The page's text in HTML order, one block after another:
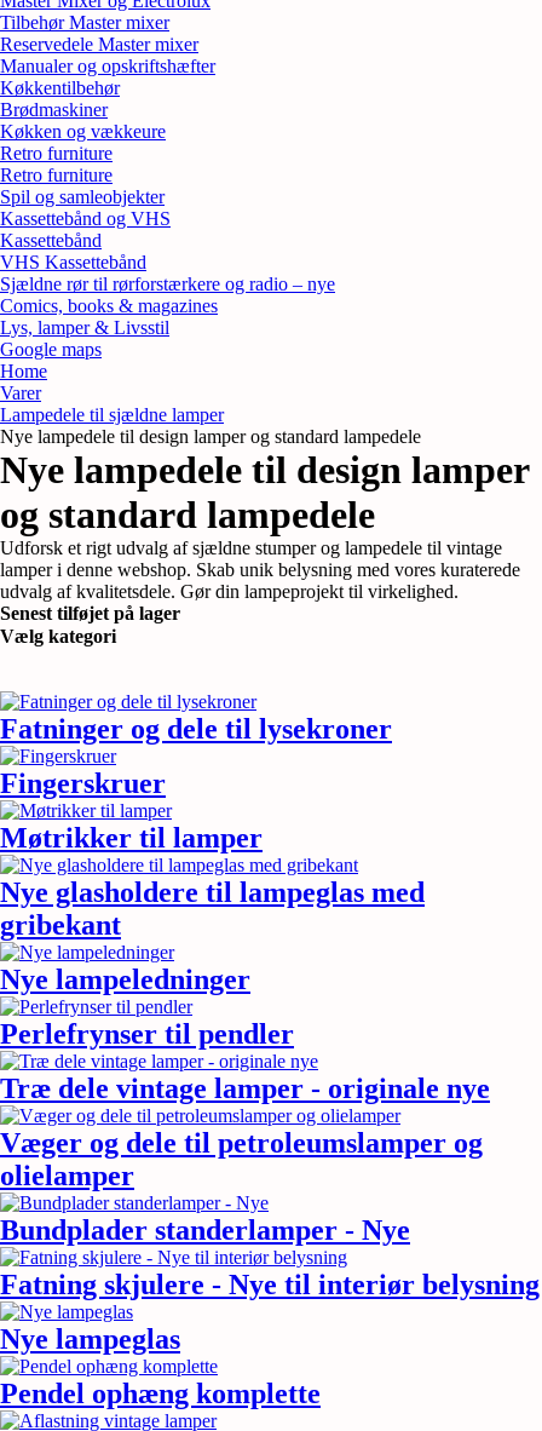
Tilbehør Master mixer
Reservedele Master mixer
Manualer og opskriftshæfter
Køkkentilbehør
Brødmaskiner
Køkken og vækkeure
Retro furniture
Retro furniture
Spil og samleobjekter
Kassettebånd og VHS
Kassettebånd
VHS Kassettebånd
Sjældne rør til rørforstærkere og radio – nye
Comics, books & magazines
Lys, lamper & Livsstil
Google maps
Home
Varer
Lampedele til sjældne lamper
Nye lampedele til design lamper og standard lampedele
Nye lampedele til design lamper
og standard lampedele
Udforsk et rigt udvalg af sjældne stumper og lampedele til vintage
lamper i denne webshop. Skab unik belysning med vores kuraterede
udvalg af kvalitetsdele. Gør din lampeprojekt til virkelighed.
Senest tilføjet på lager
Vælg kategori
Fatninger og dele til lysekroner
Fingerskruer
Møtrikker til lamper
Nye glasholdere til lampeglas med
gribekant
Nye lampeledninger
Perlefrynser til pendler
Træ dele vintage lamper - originale nye
Væger og dele til petroleumslamper og
olielamper
Bundplader standerlamper - Nye
Fatning skjulere - Nye til interiør belysning
Nye lampeglas
Pendel ophæng komplette